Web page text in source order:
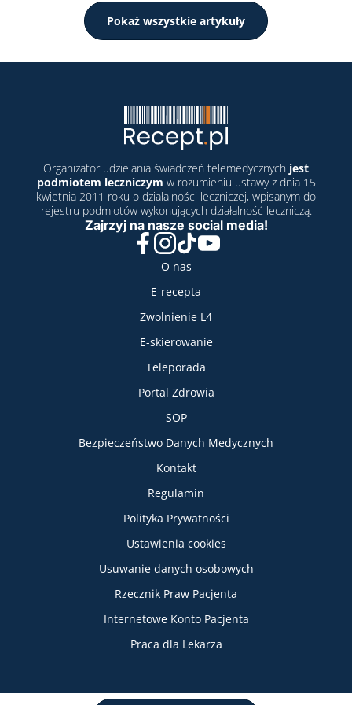
Pokaż wszystkie artykuły
Organizator udzielania świadczeń telemedycznych jest
podmiotem leczniczym w rozumieniu ustawy z dnia 15
kwietnia 2011 roku o działalności leczniczej, wpisanym do
rejestru podmiotów wykonujących działalność leczniczą.
O nas
E-recepta
Zwolnienie L4
E-skierowanie
Teleporada
Portal Zdrowia
SOP
Bezpieczeństwo Danych Medycznych
Kontakt
Regulamin
Polityka Prywatności
Ustawienia cookies
Usuwanie danych osobowych
Rzecznik Praw Pacjenta
Internetowe Konto Pacjenta
Praca dla Lekarza
Zajrzyj na nasze social media!
Facebook
Instagram
TikTokYouTube